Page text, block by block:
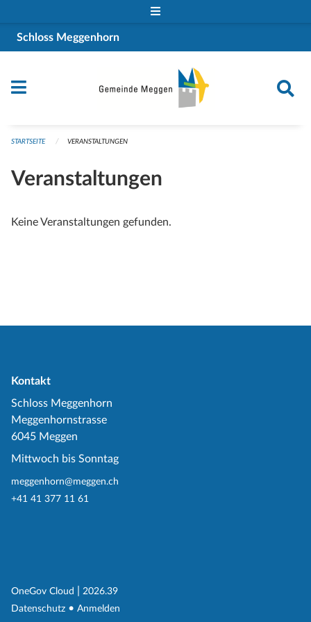
Schloss Meggenhorn
STARTSEITE VERANSTALTUNGEN
Veranstaltungen
Keine Veranstaltungen gefunden.
Kontakt
Schloss Meggenhorn
Meggenhornstrasse
6045 Meggen
Mittwoch bis Sonntag
meggenhorn@meggen.ch
+41 41 377 11 61
OneGov Cloud (External Link)
2026.39
Datenschutz (External Link)
Anmelden